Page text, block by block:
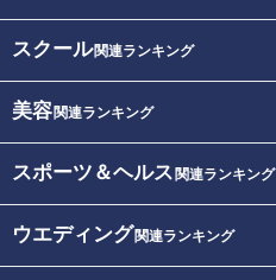
スクール関連ランキング
美容関連ランキング
スポーツ＆ヘルス 関連ランキング
ウエディング関連ランキング